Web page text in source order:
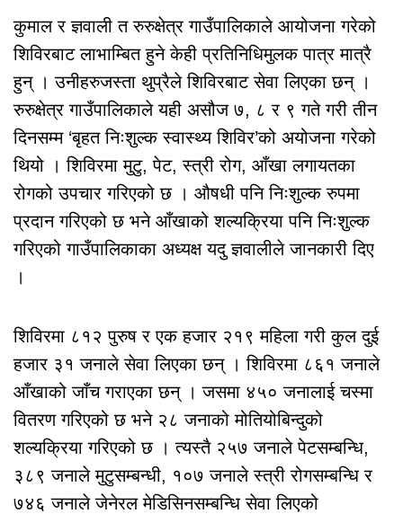
कुमाल र ज्ञवाली त रुरुक्षेत्र गाउँपालिकाले आयोजना गरेको
शिविरबाट लाभाम्बित हुने केही प्रतिनिधिमुलक पात्र मात्रै
हुन् । उनीहरुजस्ता थुप्रैले शिविरबाट सेवा लिएका छन् ।
रुरुक्षेत्र गाउँपालिकाले यही असौज ७, ८ र ९ गते गरी तीन
दिनसम्म ‘बृहत निःशुल्क स्वास्थ्य शिविर’को अयोजना गरेको
थियो । शिविरमा मुटु, पेट, स्त्री रोग, आँखा लगायतका
रोगको उपचार गरिएको छ । औषधी पनि निःशुल्क रुपमा
प्रदान गरिएको छ भने आँखाको शल्यक्रिया पनि निःशुल्क
गरिएको गाउँपालिकाका अध्यक्ष यदु ज्ञवालीले जानकारी दिए
।
शिविरमा ८१२ पुरुष र एक हजार २१९ महिला गरी कुल दुई
हजार ३१ जनाले सेवा लिएका छन् । शिविरमा ८६१ जनाले
आँखाको जाँच गराएका छन् । जसमा ४५० जनालाई चस्मा
वितरण गरिएको छ भने २८ जनाको मोतियोबिन्दुको
शल्यक्रिया गरिएको छ । त्यस्तै २५७ जनाले पेटसम्बन्धि,
३८९ जनाले मुटुसम्बन्धी, १०७ जनाले स्त्री रोगसम्बन्धि र
७४६ जनाले जेनेरल मेडिसिनसम्बन्धि सेवा लिएको